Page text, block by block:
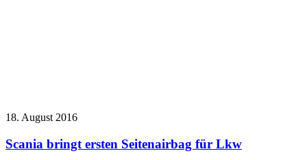
18. August 2016
Scania bringt ersten Seitenairbag für Lkw